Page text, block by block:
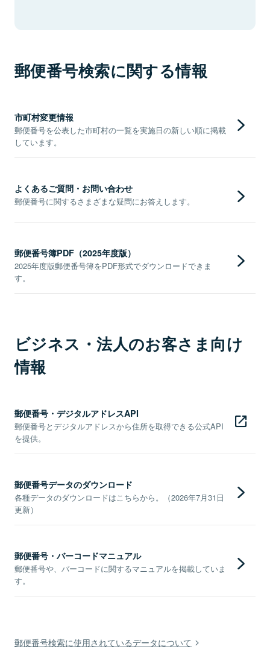
郵便番号検索に関する情報
市町村変更情報
郵便番号を公表した市町村の一覧を実施日の新しい順に掲載
しています。
よくあるご質問・お問い合わせ
郵便番号に関するさまざまな疑問にお答えします。
郵便番号簿PDF（2025年度版）
2025年度版郵便番号簿をPDF形式でダウンロードできま
す。
ビジネス・法人のお客さま向け
情報
郵便番号・デジタルアドレスAPI
郵便番号とデジタルアドレスから住所を取得できる公式API
を提供。
郵便番号データのダウンロード
各種データのダウンロードはこちらから。（2026年7月31日
更新）
郵便番号・バーコードマニュアル
郵便番号や、バーコードに関するマニュアルを掲載していま
す。
郵便番号検索に使用されているデータについて